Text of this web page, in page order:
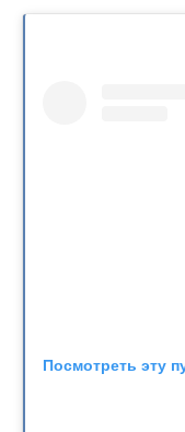
Посмотреть эту